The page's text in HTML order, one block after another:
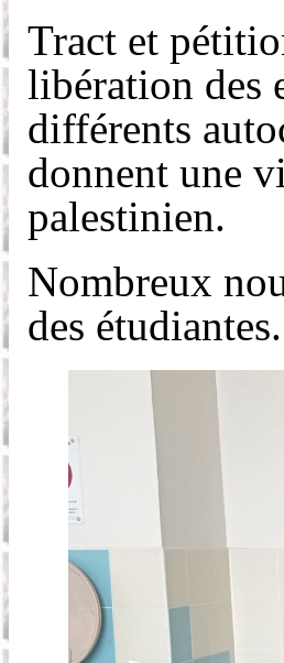
Tract et
libération des
différents
donnentune
palestinien.
Nombreux
des étudiantes.